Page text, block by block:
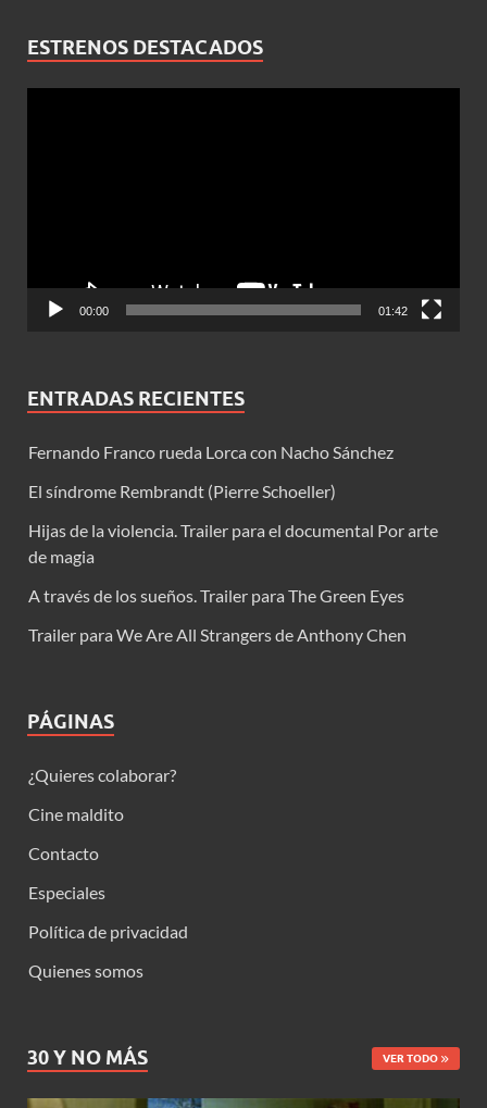
ESTRENOS DESTACADOS
00:00 01:42
ENTRADAS RECIENTES
Fernando Franco rueda Lorca con Nacho Sánchez
El síndrome Rembrandt (Pierre Schoeller)
Hijas de la violencia. Trailer para el documental Por arte
de magia
A través de los sueños. Trailer para The Green Eyes
Trailer para We Are All Strangers de Anthony Chen
PÁGINAS
¿Quieres colaborar?
Cine maldito
Contacto
Especiales
Política de privacidad
Quienes somos
30 Y NO MÁS VER TODO